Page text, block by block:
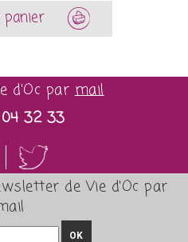
panier
d'Oc parmail
32 33
de Vie d'Oc par
OK